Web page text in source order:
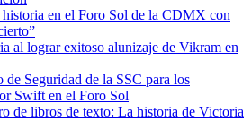
en el Foro Sol de la CDMX con
al lograr exitoso alunizaje de Vikram en
Seguridad de la SSC para los
Swift en el Foro Sol
de libros de texto: La historia de Victoria